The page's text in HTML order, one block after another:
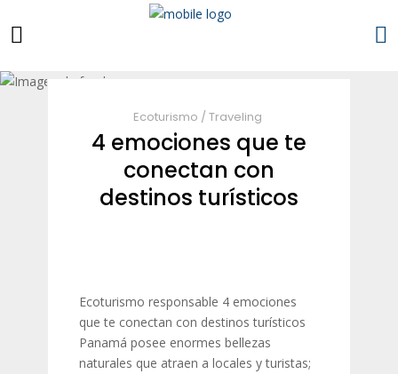
Ecoturismo /Traveling
4 emociones que te
conectan con
destinos turísticos
Ecoturismo responsable 4 emociones
que te conectan con destinos turísticos
Panamá posee enormes bellezas
naturales que atraen a locales y turistas;